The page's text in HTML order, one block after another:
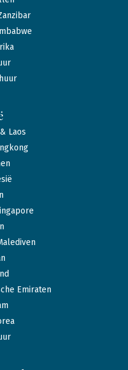
Laos
Emiraten